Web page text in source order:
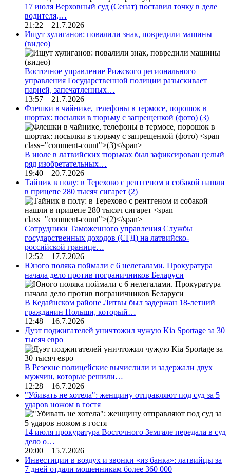
17 июля Верховный суд (Сенат) поставил точку в деле
водителя,…
21:22 21.7.2026
Ищут хулиганов: повалили знак, повредили машины
(видео)
Восточное управление Рижского регионального
управления Государственной полиции разыскивает
парней, запечатленных…
13:57 21.7.2026
Флешки в чайнике, телефоны в термосе, порошок в
шортах: посылки в тюрьму с запрещенкой (фото) (3)
В июле в латвийских тюрьмах был зафиксирован целый
ряд изобретательных…
19:40 20.7.2026
Тайник в полу: в Терехово с рентгеном и собакой нашли
в прицепе 280 тысяч сигарет (2)
Сотрудники Таможенного управления Службы
государственных доходов (СГД) на латвийско-
российской границе…
12:52 17.7.2026
Юного поляка поймали с 6 нелегалами. Прокуратура
начала дело против пограничников Беларуси
В Кедайнском районе Литвы был задержан 18-летний
гражданин Польши, который…
12:48 16.7.2026
Дуэт поджигателей уничтожил чужую Kia Sportage за 30
тысяч евро
В Резекне полицейские вычислили и задержали двух
мужчин, которые решили…
12:28 16.7.2026
"Убивать не хотела": женщину отправляют под суд за 5
ударов ножом в гостя
14 июля прокуратура Восточного Земгале передала в суд
дело о…
20:00 15.7.2026
Инвестиции в воздух и звонки «из банка»: латвийцы за
7 дней отдали мошенникам более 360 000